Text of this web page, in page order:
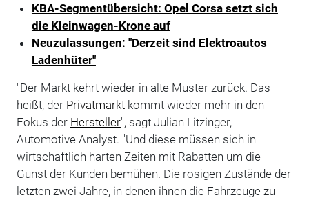
KBA-Segmentübersicht: Opel Corsa setzt sich
die Kleinwagen-Krone auf
Neuzulassungen: "Derzeit sind Elektroautos
Ladenhüter"
"Der Markt kehrt wieder in alte Muster zurück. Das
heißt, der Privatmarktkommt wieder mehr in den
Fokus der Hersteller", sagt Julian Litzinger,
Automotive Analyst. "Und diese müssen sich in
wirtschaftlich harten Zeiten mit Rabatten um die
Gunst der Kunden bemühen. Die rosigen Zustände der
letzten zwei Jahre, in denen ihnen die Fahrzeuge zu